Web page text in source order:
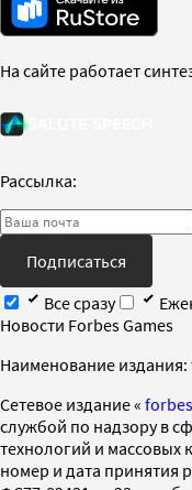
На сайте работает
Рассылка:
Подписаться
Все сразу
Новости Forbes Games
Наименование издания:
Cетевое издание «
службой по надзору в
технологий и
номер и дата принятия